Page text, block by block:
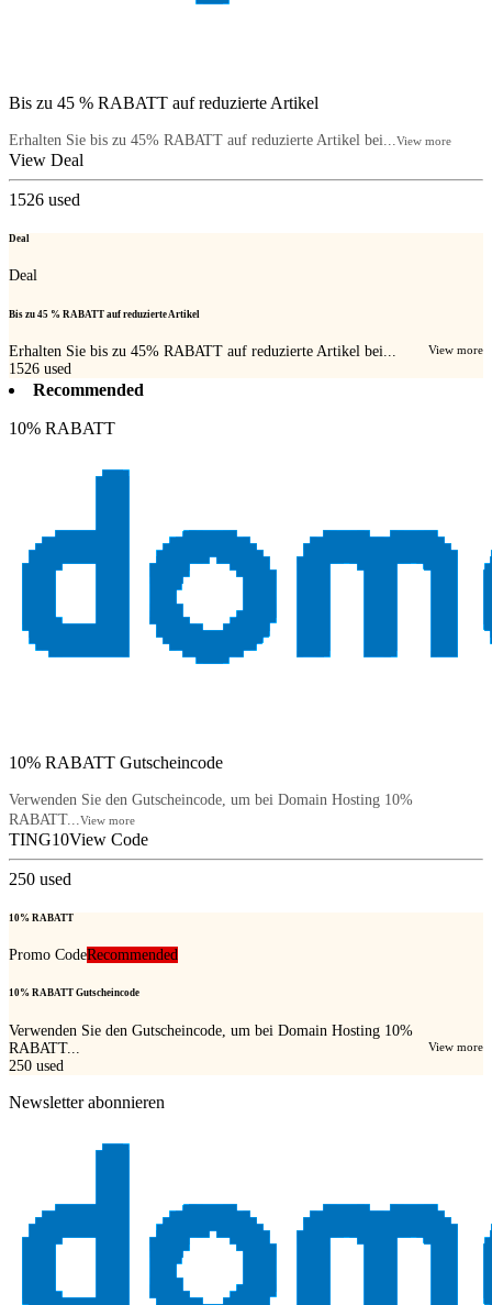
Bis zu 45 % RABATT auf reduzierte Artikel
Erhalten Sie bis zu 45% RABATT auf reduzierte Artikel bei... View more
View Deal
1526 used
Deal
Deal
Bis zu 45 % RABATT auf reduzierte Artikel
Erhalten Sie bis zu 45% RABATT auf reduzierte Artikel bei... View more
1526 used
Recommended
10% RABATT
10% RABATT Gutscheincode
Verwenden Sie den Gutscheincode, um bei Domain Hosting 10%
RABATT...
View more
TING10View Code
250 used
10% RABATT
Promo CodeRecommended
10% RABATT Gutscheincode
Verwenden Sie den Gutscheincode, um bei Domain Hosting 10%
RABATT...
View more
250 used
Newsletter abonnieren